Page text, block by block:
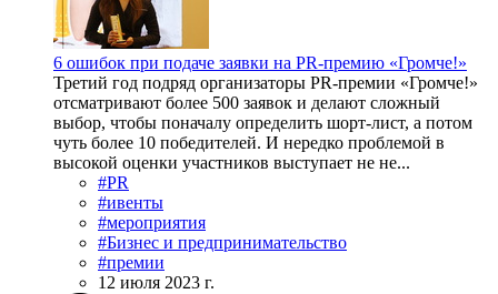
6 ошибок при подаче заявки на PR-премию «Громче!»
Третий год подряд организаторы PR-премии «Громче!»
отсматривают более 500 заявок и делают сложный
выбор, чтобы поначалу определить шорт-лист, а потом
чуть более 10 победителей. И нередко проблемой в
высокой оценки участников выступает не не...
#PR
#ивенты
#мероприятия
#Бизнес и предпринимательство
#премии
12 июля 2023 г.